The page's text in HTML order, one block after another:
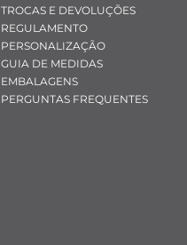
TROCAS E DEVOLUÇÕES
REGULAMENTO
PERSONALIZAÇÃO
GUIA DE MEDIDAS
EMBALAGENS
PERGUNTAS FREQUENTES